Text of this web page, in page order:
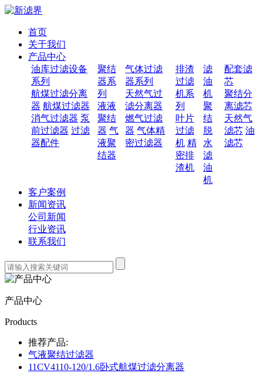
首页
关于我们
产品中心
油库过滤设备
系列
航煤过滤分离
器 航煤过滤器
消气过滤器 泵
前过滤器 过滤
器配件
聚结
器系
列
液液
聚结
器 气
液聚
结器
气体过滤
器系列
天然气过
滤分离器
燃气过滤
器 气体精
密过滤器
排渣
过滤
机系
列
叶片
过滤
机 精
密排
渣机
滤
油
机
聚
结
脱
水
滤
油
机
配套滤
芯
聚结分
离滤芯
天然气
滤芯 油
滤芯
客户案例
新闻资讯
公司新闻
行业资讯
联系我们
产品中心
Products
推荐产品:
气液聚结过滤器
11CV4110-120/1.6卧式航煤过滤分离器